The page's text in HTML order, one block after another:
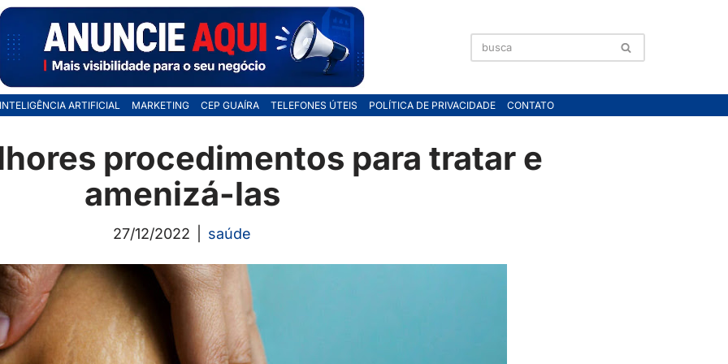
INTELIGÊNCIA ARTIFICIAL MARKETING CEP GUAÍRA TELEFONES ÚTEIS POLÍTICA DE PRIVACIDADE CONTATO
procedimentos para tratar e
amenizá-las
27/12/2022 saúde